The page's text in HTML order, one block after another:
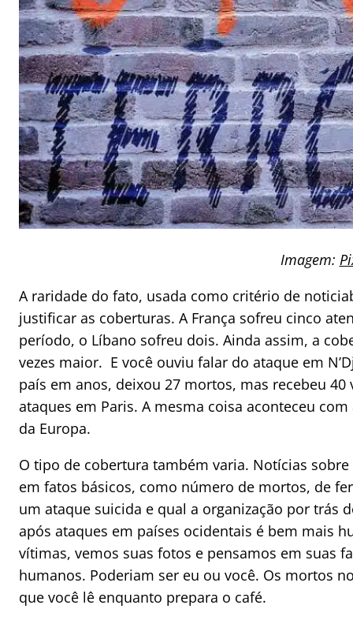
Imagem:
A raridade do fato, usada como critério de
justificar as coberturas. A França sofreu cinco
período, o Líbano sofreu dois. Ainda assim, a
vezes maior. E você ouviu falar do ataque em
país em anos, deixou 27 mortos, mas recebeu
ataques em Paris. A mesma coisa aconteceu
da Europa.
O tipo de cobertura também varia. Notícias
em fatos básicos, como número de mortos, de
um ataque suicida e qual a organização por trás
após ataques em países ocidentais é bem mais
vítimas, vemos suas fotos e pensamos em suas
humanos. Poderiam ser eu ou você. Os mortos
que você lê enquanto prepara o café.